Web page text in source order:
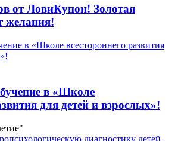
от ЛовиКупон! Золотая
желания!
в «Школе
для детей и взрослых»!